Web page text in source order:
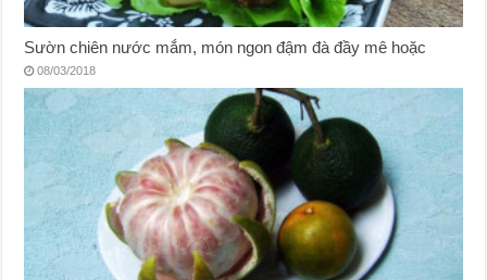
Sườn chiên nước mắm, món ngon đậm đà đầy mê hoặc
08/03/2018